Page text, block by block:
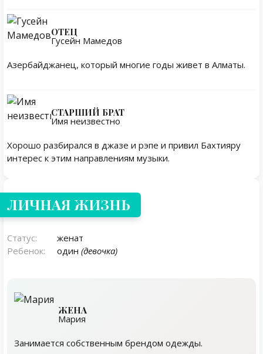
ОТЕЦ
Гусейн Мамедов
Азербайджанец, который многие годы живет в Алматы.
СТАРШИЙ БРАТ
Имя неизвестно
Хорошо разбирался в джазе и рэпе и привил Бахтияру
интерес к этим направлениям музыки.
Личная жизнь
ЛИЧНАЯ ЖИЗНЬ
Статус:
женат
Ребенок:
один (девочка)
ЖЕНА
Мария
Занимается собственным брендом одежды.